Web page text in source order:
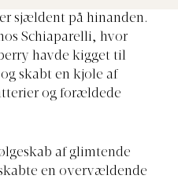
sjældent på hinanden.
Schiaparelli, hvor
havde kigget til
skabt en kjole af
og forældede
af glimtende
en overvældende